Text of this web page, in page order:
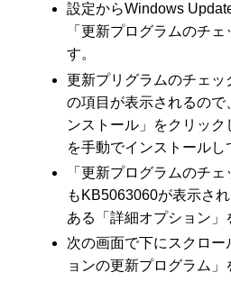
設定からWindows
「更新プログラムのチ
す。
更新プリグラムのチェ
の項目が表示されるので
ンストール」をクリッ
を手動でインストールし
「更新プログラムのチ
もKB5063060が表示さ
ある「詳細オプション」
次の画面で下にスクロ
ョンの更新プログラム」